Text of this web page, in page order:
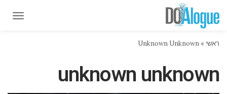
ראשי »
Unknown Unknown
unknown unknown